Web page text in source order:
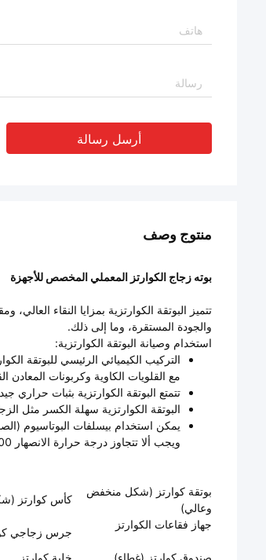
أرسل رسالة
منتوج وصف
بوته زجاج الكوارتز المعملي المخصص للأجهزة
تتميز البوتقة الكوارتزية بمزايا النقاء
والجودة المستقرة، وما إلى ذلك.
استخدام وصيانة البوتقة الكوارتزية:
التركيب الكيميائي الرئيسي للبوتقة
مع القلويات الكاوية وكربونات المعادن
تتمتع البوتقة الكوارتزية بثبات
البوتقة الكوارتزية سهلة الكسر مثل
ويجب ألا تتجاوز درجة حرارة الانصهار 800 درجة مئوية.
بوتقة كوارتز (شكل منخفض
وعالي)
كأس كوارتز
جهاز فقاعات الكوارتز
جرس زجاجي
صندوق كوارتز (غطاء)
خلية كوارتز